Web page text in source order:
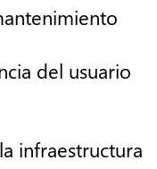
del usuario
infraestructura